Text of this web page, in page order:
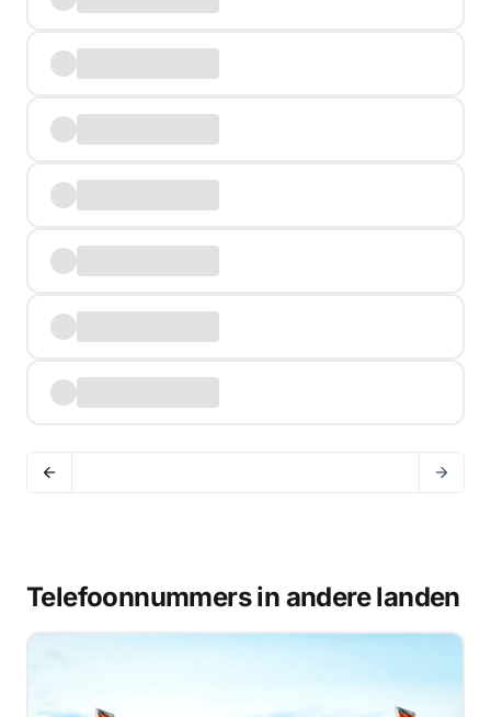
Telefoonnummers in andere landen